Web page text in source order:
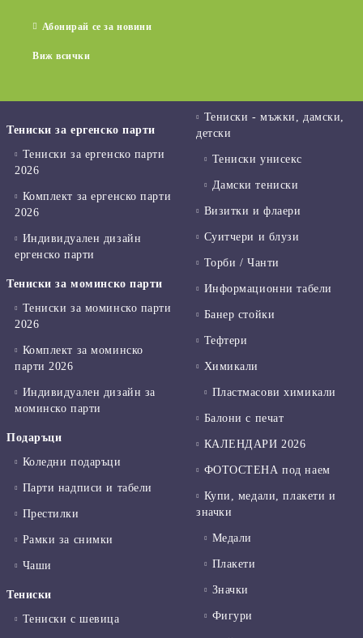
Абонирай се за новини
Виж всички
Тениски за ергенско парти
Тениски за ергенско парти
2026
Комплект за ергенско парти
2026
Индивидуален дизайн
ергенско парти
Тениски за моминско парти
Тениски за моминско парти
2026
Комплект за моминско
парти 2026
Индивидуален дизайн за
моминско парти
Подаръци
Коледни подаръци
Парти надписи и табели
Престилки
Рамки за снимки
Чаши
Тениски
Тениски с шевица
Тениски - мъжки, дамски,
детски
Тениски унисекс
Дамски тениски
Визитки и флаери
Суитчери и блузи
Торби / Чанти
Информационни табели
Банер стойки
Тефтери
Химикали
Пластмасови химикали
Балони с печат
КАЛЕНДАРИ 2026
ФОТОСТЕНА под наем
Купи, медали, плакети и
значки
Медали
Плакети
Значки
Фигури